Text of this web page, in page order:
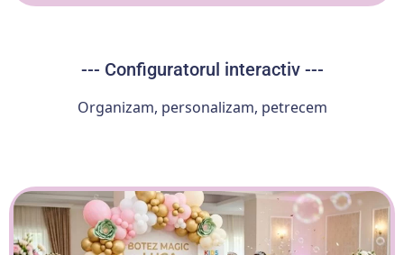
--- Configuratorul interactiv ---
Organizam, personalizam, petrecem